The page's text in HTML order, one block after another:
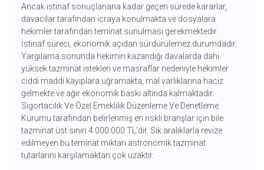
Ancak istinaf sonuçlanana kadar geçen sürede kararlar,
davacılar tarafından icraya konulmakta ve dosyalara
hekimler tarafından teminat sunulması gerekmektedir.
İstinaf süreci, ekonomik açıdan sürdürülemez durumdadır.
Yargılama sonunda hekimin kazandığı davalarda dahi
yüksek tazminat istekleri ve masraflar nedeniyle hekimler
ciddi maddi kayıplara uğramakta, mal varlıklarına haciz
gelmekte ve ağır ekonomik baskı altında kalmaktadır.
Sigortacılık Ve Özel Emeklilik Düzenleme Ve Denetleme
Kurumu tarafından belirlenmiş en riskli branşlar için bile
tazminat üst sınırı 4.000.000 TL'dir. Sık aralıklarla revize
edilmeyen bu teminat miktarı astronomik tazminat
tutarlarını karşılamaktan çok uzaktır.